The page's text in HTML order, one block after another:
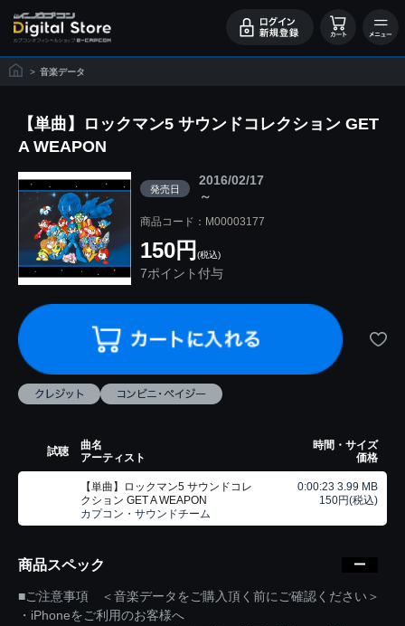
> 音楽データ
【単曲】ロックマン5 サウンドコレクション GET
A WEAPON
発売日
2016/02/17
～
商品コード：M00003177
150円 (税込)
7ポイント付与
試聴
曲名
アーティスト
時間・サイズ
価格
【単曲】ロックマン5 サウンドコレ
クション GET A WEAPON
カプコン・サウンドチーム
0:00:23 3.99 MB
150円(税込)
商品スペック
■ご注意事項 ＜音楽データをご購入頂く前にご確認ください＞
・iPhoneをご利用のお客様へ